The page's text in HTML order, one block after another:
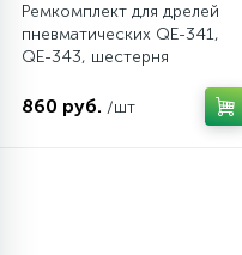
Ремкомплект для дрелей
пневматических QE-341,
QE-343, шестерня
MIGHTY SEVEN QE-343P12A
860 руб. /шт